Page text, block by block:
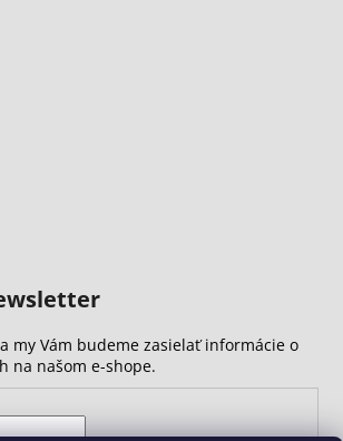
my Vám budeme zasielať informácie o
na našom e-shope.